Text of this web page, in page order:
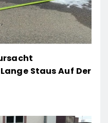
Staus Auf Der